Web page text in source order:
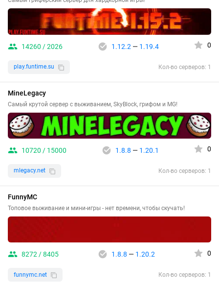
14260 / 2026 1.12.2 — 1.19.4 0
play.funtime.su Кол-во серверов: 1
MineLegacy
Самый крутой сервер с выживанием, SkyBlock, грифом и MG!
10720 / 15000 1.8.8 — 1.20.1 0
mlegacy.net Кол-во серверов: 1
FunnyMC
Топовое выживание и мини-игры - нет времени, чтобы скучать!
8272 / 8405 1.8.8 — 1.20.2 0
funnymc.net Кол-во серверов: 1